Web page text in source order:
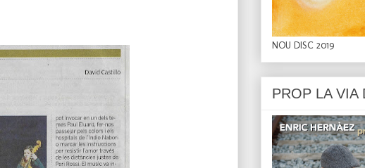
NOU DISC 2019
PROP LA VIA